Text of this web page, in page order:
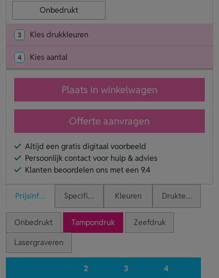
Onbedrukt
3 Kies drukkleuren
4 Kies aantal
Plaats in winkelwagen
Offerte aanvragen
Altijd een gratis digitaal voorbeeld
Persoonlijk contact voor hulp & advies
Klanten beoordelen ons met een 9.4
PrijsinformatieSpecificaties Kleuren Druktechnieken
Onbedrukt Tampondruk
Zeefdruk
Lasergraveren
2
3
4